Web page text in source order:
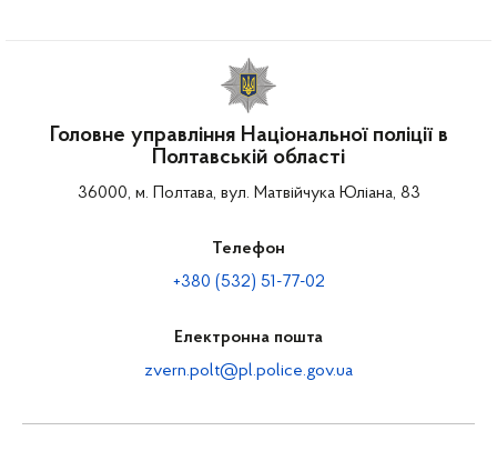
Головне управління Національної поліції в
Полтавській області
36000, м. Полтава, вул. Матвійчука Юліана, 83
Телефон
+380 (532) 51-77-02
Електронна пошта
zvern.polt@pl.police.gov.ua